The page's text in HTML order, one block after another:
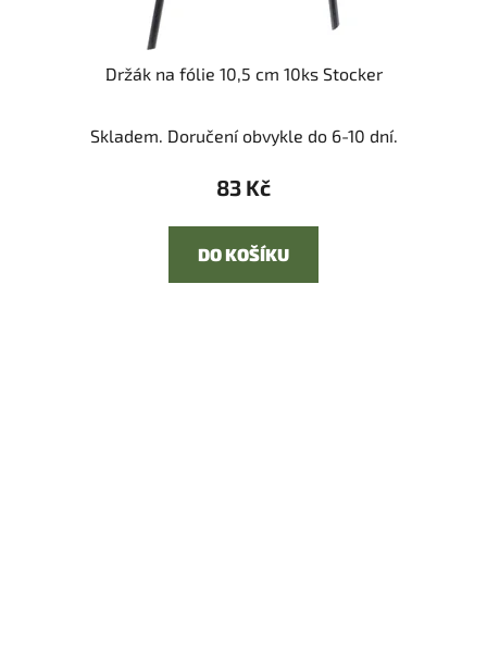
Držák na fólie 10,5 cm 10ks Stocker
Skladem. Doručení obvykle do 6-10 dní.
83 Kč
DO KOŠÍKU